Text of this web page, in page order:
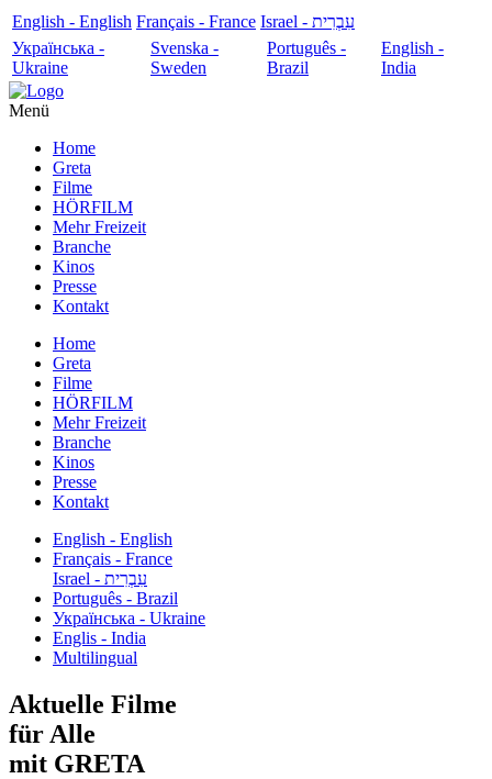
English - English Français - France
עִבְרִית - Israel
Українська -
Ukraine
Svenska -
Sweden
Português -
Brazil
English -
India
Menü
Home
Greta
Filme
HÖRFILM
Mehr Freizeit
Branche
Kinos
Presse
Kontakt
Home
Greta
Filme
HÖRFILM
Mehr Freizeit
Branche
Kinos
Presse
Kontakt
English - English
Français - France
עִבְרִית - Israel
Português - Brazil
Українська - Ukraine
Englis - India
Multilingual
Aktuelle Filme
für Alle
mit GRETA